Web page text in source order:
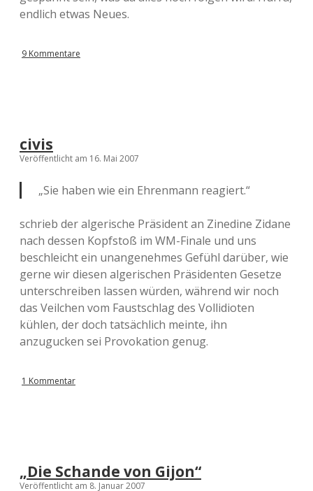
endlich etwas Neues.
9 Kommentare
civis
Veröffentlicht am 16. Mai 2007
„Sie haben wie ein Ehrenmann reagiert.“
schrieb der algerische Präsident an Zinedine Zidane
nach dessen Kopfstoß im WM-Finale und uns
beschleicht ein unangenehmes Gefühl darüber, wie
gerne wir diesen algerischen Präsidenten Gesetze
unterschreiben lassen würden, während wir noch
das Veilchen vom Faustschlag des Vollidioten
kühlen, der doch tatsächlich meinte, ihn
anzugucken sei Provokation genug.
1 Kommentar
„Die Schande von Gijon“
Veröffentlicht am 8. Januar 2007